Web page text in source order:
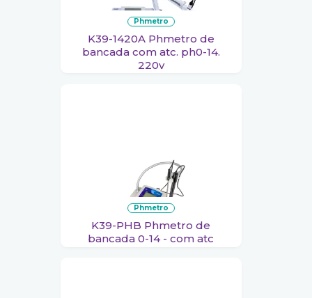
phmetro
K39-1420A Phmetro de
bancada com atc. ph0-14.
220v
phmetro
K39-PHB Phmetro de
bancada 0-14 - com atc